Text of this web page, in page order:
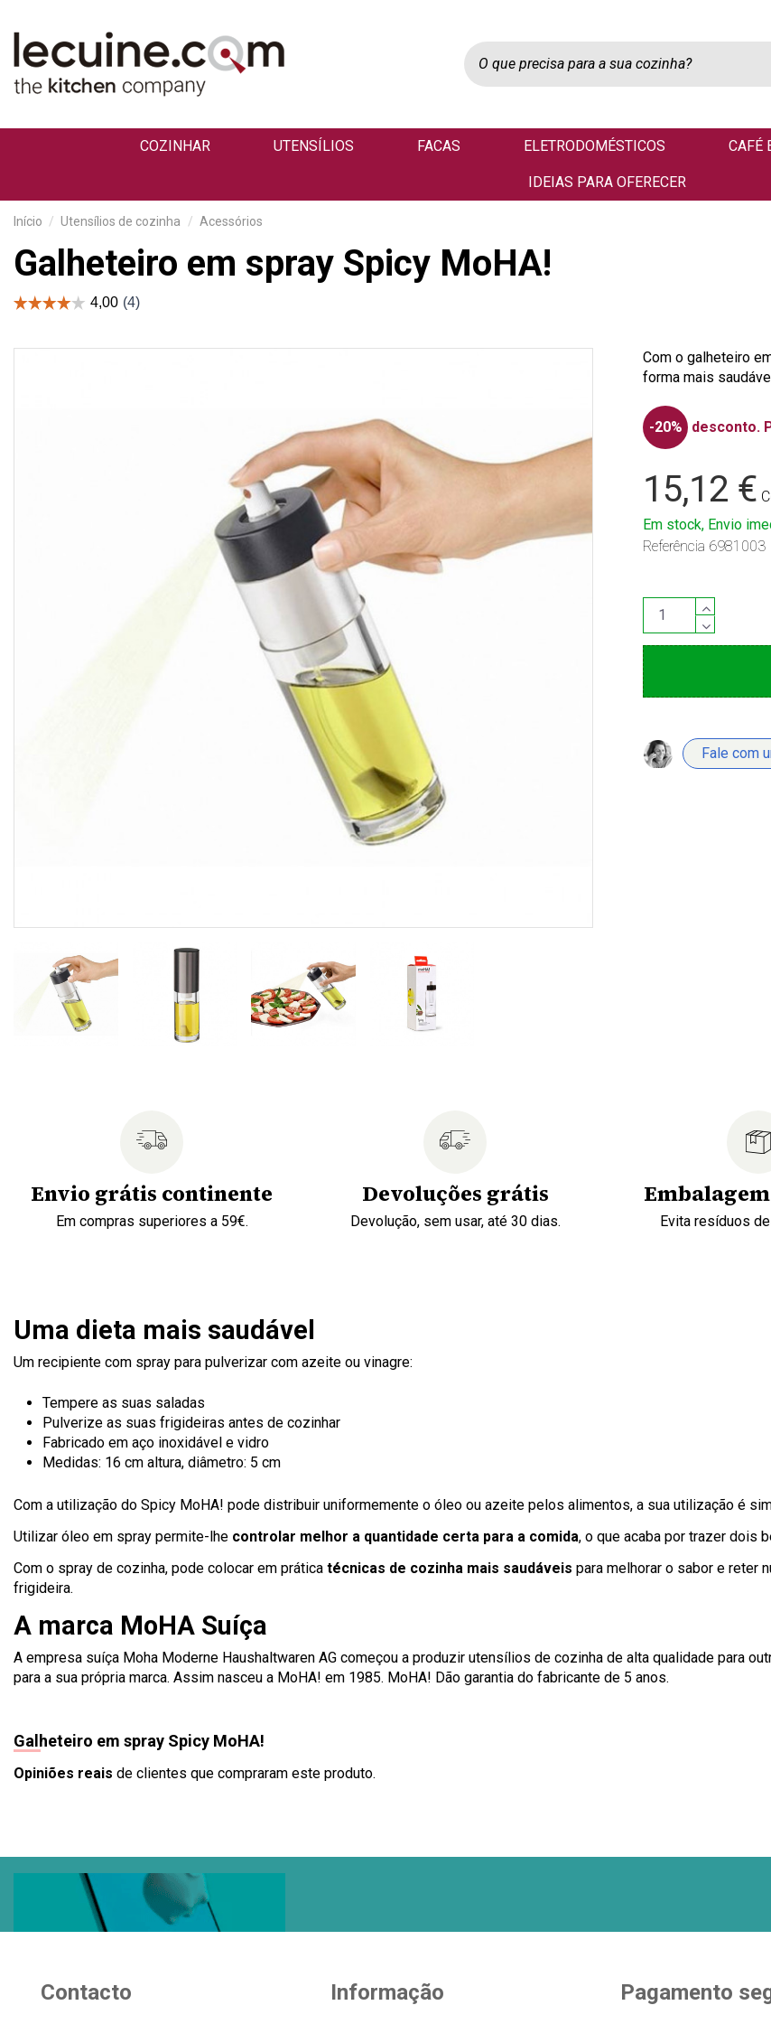
COZINHAR UTENSÍLIOS FACAS ELETRODOMÉSTICOS CAFÉ
IDEIAS PARA OFERECER
Início Utensílios de cozinha Acessórios
Galheteiro em spray Spicy MoHA!
Com o galheteiro
forma mais
-20% desconto.
15,12 €
Em stock, Envio
Referência 6981003
Fale com
Envio grátis continente
Em compras superiores a 59€.
Devoluções grátis
Devolução, sem usar, até 30 dias. Evita resíduos
Uma dieta mais saudável
Um recipiente com spray para pulverizar com azeite ou vinagre:
Tempere as suas saladas
Pulverize as suas frigideiras antes de cozinhar
Fabricado em aço inoxidável e vidro
Medidas: 16 cm altura, diâmetro: 5 cm
Com a utilização do Spicy MoHA! pode distribuir uniformemente o óleo ou azeite pelos alimentos, a sua utilização é
Utilizar óleo em spray permite-lhe controlar melhor a quantidade certa para a comida, o que acaba por trazer dois
Com o spray de cozinha, pode colocar em prática técnicas de cozinha mais saudáveis ​​para melhorar o sabor e reter
frigideira.
A marca MoHA Suíça
A empresa suíça Moha Moderne Haushaltwaren AG começou a produzir utensílios de cozinha de alta qualidade para
para a sua própria marca. Assim nasceu a MoHA! em 1985. MoHA! Dão garantia do fabricante de 5 anos.
Galheteiro em spray Spicy MoHA!
Opiniões reais de clientes que compraram este produto.
Contacto Informação Pagamento